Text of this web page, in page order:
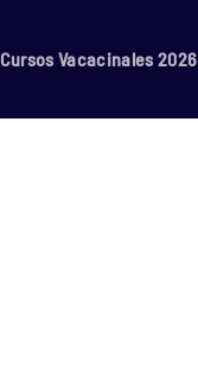
Cursos Vacacinales 2026